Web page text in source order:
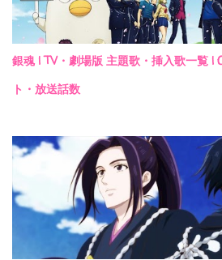
銀魂 | TV・劇場版 主題歌・挿入歌一覧 |
ト・放送話数